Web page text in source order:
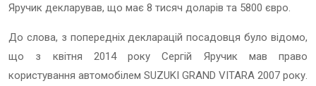
Яручик декларував, що має 8 тисяч доларів та 5800 євро.
До слова, з попередніх декларацій посадовця було відомо,
що з квітня 2014 року Сергій Яручик мав право
користування автомобілем SUZUKI GRAND VITARA 2007 року.